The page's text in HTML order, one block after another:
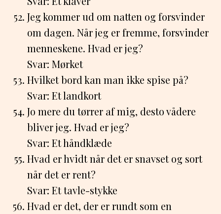
Jeg kommer ud om natten og forsvinder
om dagen. Når jeg er fremme, forsvinder
menneskene. Hvad er jeg?
Svar: Mørket
Hvilket bord kan man ikke spise på?
Svar: Et landkort
Jo mere du tørrer af mig, desto vådere
bliver jeg. Hvad er jeg?
Svar: Et håndklæde
Hvad er hvidt når det er snavset og sort
når det er rent?
Svar: Et tavle-stykke
Hvad er det, der er rundt som en